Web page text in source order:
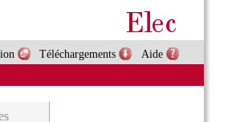
Aide
Téléchargements